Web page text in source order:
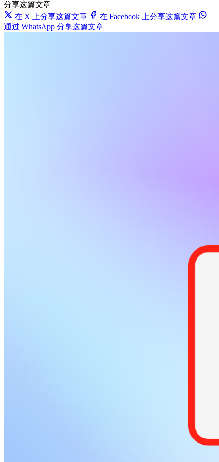
分享这篇文章
在 X 上分享这篇文章
在 Facebook 上分享这篇文章
通过 WhatsApp 分享这篇文章